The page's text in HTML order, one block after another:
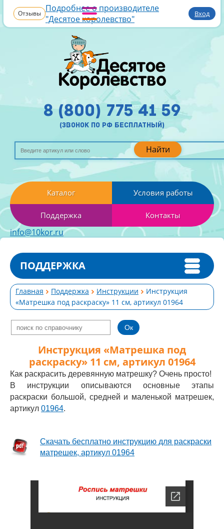
Отзывы Подробнее о производителе
"Десятое королевство"
Вход
Найти
8 (800) 775 41 59
(звонок по рф бесплатный)
Каталог Условия работы
Поддержка Контакты
info@10kor.ru
ПОДДЕРЖКА
Главная Поддержка Инструкции
Инструкция
«Матрешка под раскраску» 11 см, артикул 01964
Инструкция «Матрешка под
раскраску» 11 см, артикул 01964
Как раскрасить деревянную матрешку? Очень просто!
В инструкции описываются основные этапы
раскраски большой, средней и маленькой матрешек,
артикул 01964.
Скачать бесплатно инструкцию для раскраски
матрешек, артикул 01964